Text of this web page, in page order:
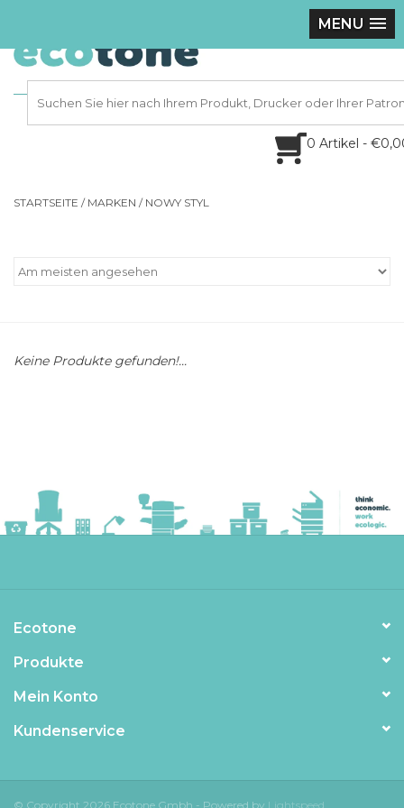
MENU
0 Artikel -
STARTSEITE / MARKEN / NOWY STYL
Keine Produkte gefunden!...
Ecotone
Produkte
Mein Konto
Kundenservice
© Copyright 2026 Ecotone Gmbh - Powered by Lightspeed